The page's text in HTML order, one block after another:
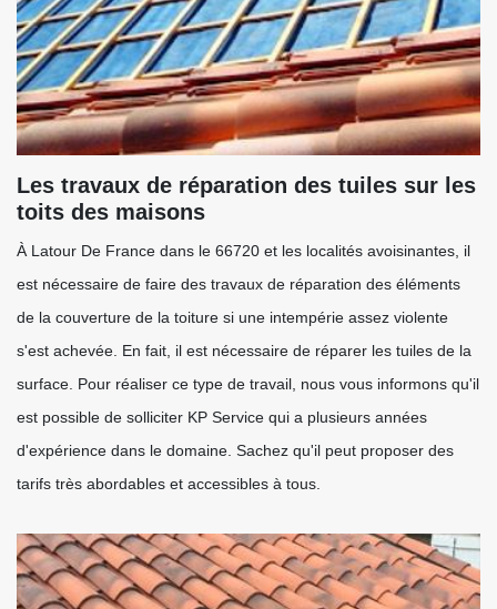
Les travaux de réparation des tuiles sur les
toits des maisons
À Latour De France dans le 66720 et les localités avoisinantes, il
est nécessaire de faire des travaux de réparation des éléments
de la couverture de la toiture si une intempérie assez violente
s'est achevée. En fait, il est nécessaire de réparer les tuiles de la
surface. Pour réaliser ce type de travail, nous vous informons qu'il
est possible de solliciter KP Service qui a plusieurs années
d'expérience dans le domaine. Sachez qu'il peut proposer des
tarifs très abordables et accessibles à tous.